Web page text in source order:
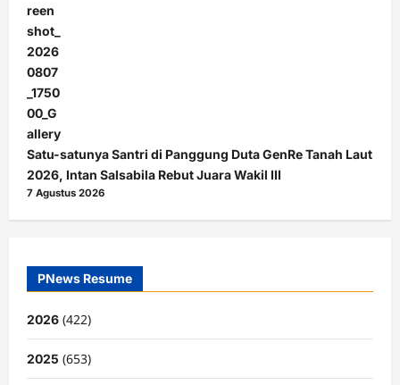
Satu-satunya Santri di Panggung Duta GenRe Tanah Laut
2026, Intan Salsabila Rebut Juara Wakil III
7 Agustus 2026
PNews Resume
2026 (422)
2025 (653)